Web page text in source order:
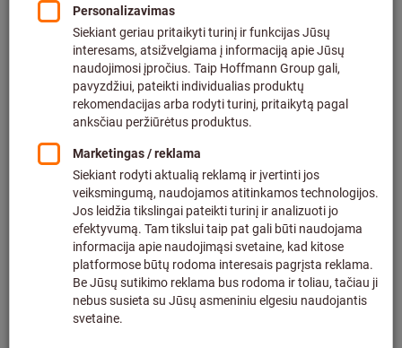
Kaina už vieną 1 vnt.
be PVMplius siuntimo kaštai
Individualios kainos verslo klientams poprisijungimo.
Kainos pagal kiekį:
Nuo 1 vnt.
Nuo 10 vienetai
Torx® profilis:
TX6 TX7 TX8 TX9 TX10
TX20 TX40